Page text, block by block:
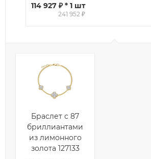
114 927 ₽ * 1 шт
241 952 ₽
Браслет с 87
бриллиантами
из лимонного
золота 127133